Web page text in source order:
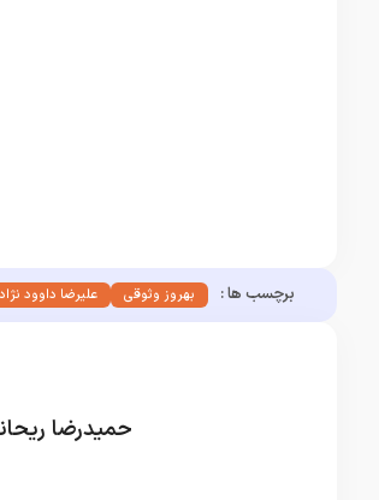
برچسب ها : بهروز وثوقی علیرضا داوود نژاد
حمیدرضا